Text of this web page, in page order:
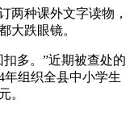
种课外文字读物，
大跌眼镜。
多。”近期被查处的
组织全县中小学生
。